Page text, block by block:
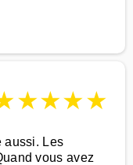
★★★★
aussi. Les
vous avez